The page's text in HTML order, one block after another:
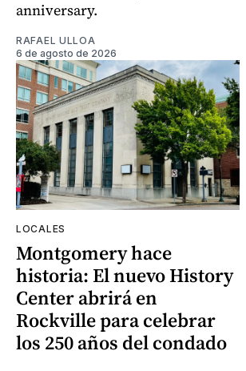
anniversary.
RAFAEL ULLOA
6 de agosto de 2026
LOCALES
Montgomery hace
historia: El nuevo History
Center abrirá en
Rockville para celebrar
los 250 años del condado